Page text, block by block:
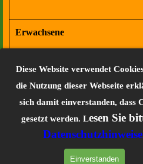
Diese Website verwendet
die Nutzung dieser Webseite
sich damit einverstanden, dass
gesetzt werden. Lesen Sie
Datenschutzhinweise
Einverstanden
Erwachsene
Schüler, Studenten, Rentnermit
Familienkarte(2 Erwachsene +